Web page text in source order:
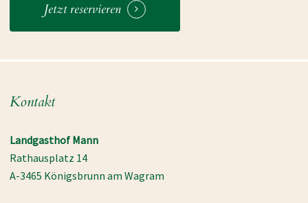
Jetzt reservieren
Kontakt
Landgasthof Mann
Rathausplatz 14
A-3465 Königsbrunn am Wagram